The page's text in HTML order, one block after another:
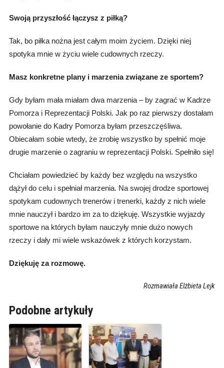
Swoją przyszłość łączysz z piłką?
Tak, bo piłka nożna jest całym moim życiem. Dzięki niej
spotyka mnie w życiu wiele cudownych rzeczy.
Masz konkretne plany i marzenia związane ze sportem?
Gdy byłam mała miałam dwa marzenia – by zagrać w Kadrze
Pomorza i Reprezentacji Polski. Jak po raz pierwszy dostałam
powołanie do Kadry Pomorza byłam przeszczęśliwa.
Obiecałam sobie wtedy, że zrobię wszystko by spełnić moje
drugie marzenie o zagraniu w reprezentacji Polski. Spełniło się!
Chciałam powiedzieć by każdy bez względu na wszystko
dążył do celu i spełniał marzenia. Na swojej drodze sportowej
spotykam cudownych trenerów i trenerki, każdy z nich wiele
mnie nauczył i bardzo im za to dziękuję. Wszystkie wyjazdy
sportowe na których byłam nauczyły mnie dużo nowych
rzeczy i dały mi wiele wskazówek z których korzystam.
Dziękuję za rozmowę.
Rozmawiała Elżbieta Lejk
Podobne artykuły